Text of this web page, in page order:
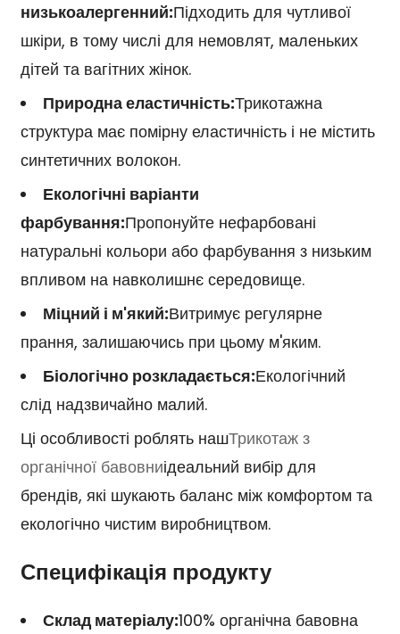
низькоалергенний:Підходить для чутливої
шкіри, в тому числі для немовлят, маленьких
дітей та вагітних жінок.
Природна еластичність:Трикотажна
структура має помірну еластичність і не містить
синтетичних волокон.
Екологічні варіанти
фарбування:Пропонуйте нефарбовані
натуральні кольори або фарбування з низьким
впливом на навколишнє середовище.
Міцний і м'який:Витримує регулярне
прання, залишаючись при цьому м'яким.
Біологічно розкладається:Екологічний
слід надзвичайно малий.
Ці особливості роблять нашТрикотаж з
органічної бавовниідеальний вибір для
брендів, які шукають баланс між комфортом та
екологічно чистим виробництвом.
Специфікація продукту
Склад матеріалу:100% органічна бавовна